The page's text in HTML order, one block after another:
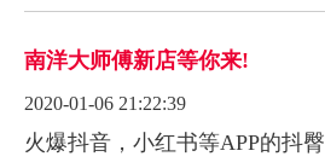
南洋大师傅新店等你来!
2020-01-06 21:22:39
火爆抖音，小红书等APP的抖